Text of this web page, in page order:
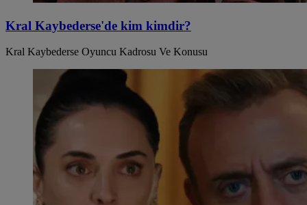
Kral Kaybederse'de kim kimdir?
Kral Kaybederse Oyuncu Kadrosu Ve Konusu